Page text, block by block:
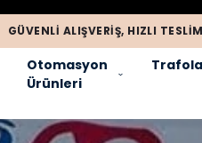
GÜVENLI ALIŞVERIŞ, HIZLI
Otomasyon
Ürünleri